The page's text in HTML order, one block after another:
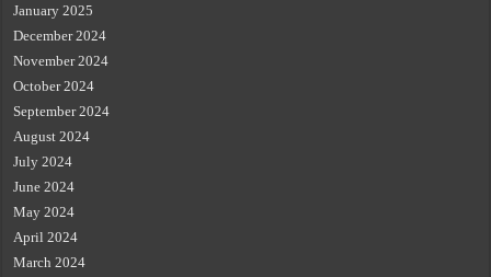
January 2025
December 2024
November 2024
October 2024
September 2024
August 2024
July 2024
June 2024
May 2024
April 2024
March 2024